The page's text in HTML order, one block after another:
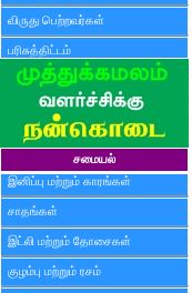
விருது பெற்றவர்கள்
பரிசுத்திட்டம்
சமையல்
இனிப்பு மற்றும் காரங்கள்
சாதங்கள்
இட்லி மற்றும் தோசைகள்
குழம்பு மற்றும் ரசம்